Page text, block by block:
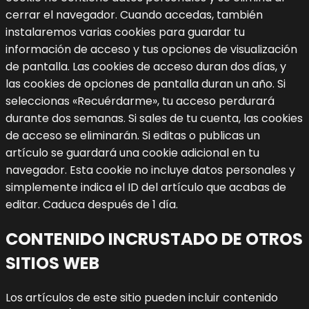
cerrar el navegador. Cuando accedas, también
instalaremos varias cookies para guardar tu
información de acceso y tus opciones de visualización
de pantalla. Las cookies de acceso duran dos días, y
las cookies de opciones de pantalla duran un año. Si
seleccionas «Recuérdarme», tu acceso perdurará
durante dos semanas. Si sales de tu cuenta, las cookies
de acceso se eliminarán. Si editas o publicas un
artículo se guardará una cookie adicional en tu
navegador. Esta cookie no incluye datos personales y
simplemente indica el ID del artículo que acabas de
editar. Caduca después de 1 día.
CONTENIDO INCRUSTADO DE OTROS
SITIOS WEB
Los artículos de este sitio pueden incluir contenido